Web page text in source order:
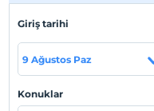
Karaca Magarasi 25 km
Sahil
Giriş tarihi
9 Ağustos Paz
Konuklar